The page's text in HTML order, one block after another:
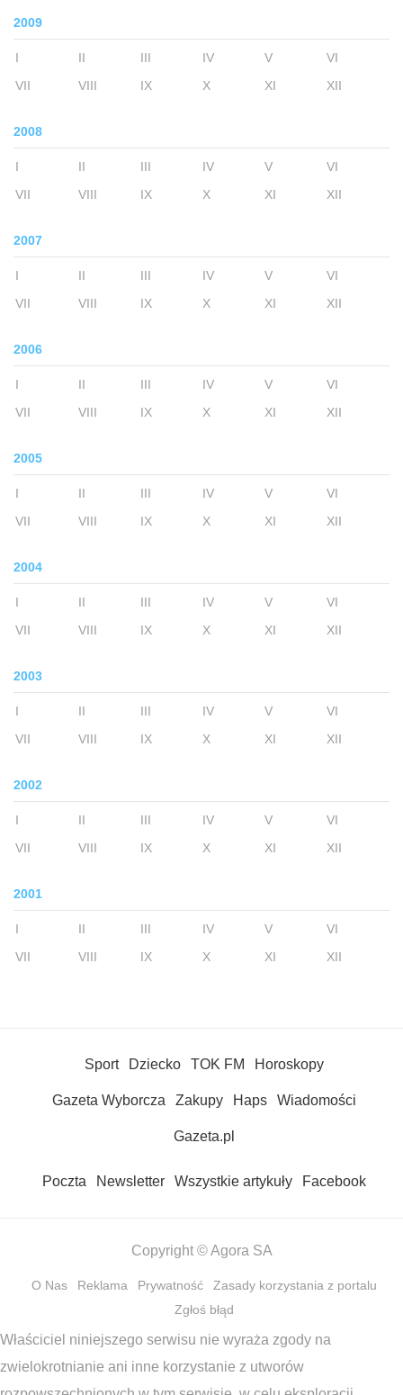
2009
I II III IV V
VI
VII
VIII IX X XI XII
2008
I II III IV V
VI
VII
VIII IX X XI XII
2007
I II III IV V
VI
VII
VIII IX X XI XII
2006
I II III IV V
VI
VII
VIII IX X XI XII
2005
I II III IV V
VI
VII
VIII IX X XI XII
2004
I II III IV V
VI
VII
VIII IX X XI XII
2003
I II III IV V
VI
VII
VIII IX X XI XII
2002
I II III IV V
VI
VII
VIII IX X XI XII
2001
I II III IV V
VI
VII
VIII IX X XI XII
Sport Dziecko TOK FM Horoskopy
Gazeta Wyborcza Zakupy Haps Wiadomości
Gazeta.pl
Poczta Newsletter Wszystkie artykuły Facebook
Copyright © Agora SA
O Nas Reklama Prywatność
Zasady korzystania z portalu
Zgłoś błąd
Właściciel niniejszego serwisu nie wyraża zgody na
zwielokrotnianie ani inne korzystanie z utworów